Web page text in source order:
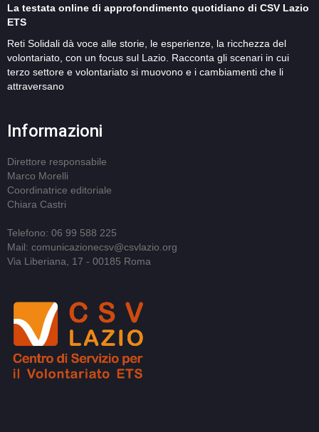
La testata online di approfondimento quotidiano di CSV Lazio
ETS
Reti Solidali dà voce alle storie, le esperienze, la ricchezza del
volontariato, con un focus sul Lazio. Racconta gli scenari in cui
terzo settore e volontariato si muovono e i cambiamenti che li
attraversano
Informazioni
Direttore responsabile
Marco Morelli
Coordinatrice editoriale
Chiara Castri
Telefono: 06 99 588 225
Mail: comunicazionecsv@csvlazio.org
Via Liberiana, 17 - 00185 Roma